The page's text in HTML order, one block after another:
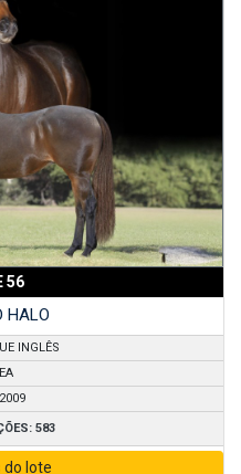
56
HALO
INGLÊS
583
lote